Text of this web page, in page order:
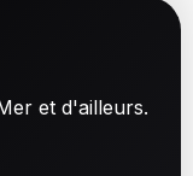
et d'ailleurs.